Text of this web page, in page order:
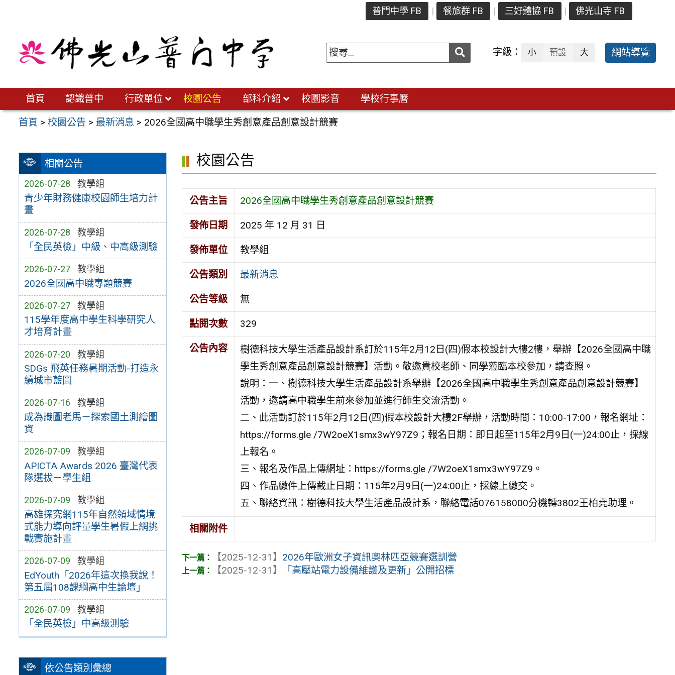
普門中學 FB 餐旅群 FB 三好體協 FB 佛光山寺 FB
送出 字級： 小 預設 大 網站導覽
首頁 認識普中 行政單位 校園公告 部科介紹 校園影音 學校行事曆
首頁 >校園公告 > 最新消息 > 2026全國高中職學生秀創意產品創意設計競賽
相關公告
2026-07-28 教學組
青少年財務健康校園師生培力計
畫
2026-07-28 教學組
「全民英檢」中級、中高級測驗
2026-07-27 教學組
2026全國高中職專題競賽
2026-07-27 教學組
115學年度高中學生科學研究人
才培育計畫
2026-07-20 教學組
SDGs 飛英任務暑期活動-打造永
續城市藍圖
2026-07-16 教學組
成為識圖老馬－探索國土測繪圖
資
2026-07-09 教學組
APICTA Awards 2026 臺灣代表
隊選拔－學生組
2026-07-09 教學組
高雄探究網115年自然領域情境
式能力導向評量學生暑假上網挑
戰實施計畫
2026-07-09 教學組
EdYouth「2026年這次換我說！
第五屆108課綱高中生論壇」
2026-07-09 教學組
「全民英檢」中高級測驗
依公告類別彙總
校園公告
公告主旨 2026全國高中職學生秀創意產品創意設計競賽
發佈日期 2025 年 12 月 31 日
發佈單位 教學組
公告類別 最新消息
公告等級 無
點閱次數 329
公告內容
樹德科技大學生活產品設計系訂於115年2月12日(四)假本校設計大樓2樓，舉辦【2026全國高中職
學生秀創意產品創意設計競賽】活動。敬邀貴校老師、同學蒞臨本校參加，請查照。
說明：一、樹德科技大學生活產品設計系舉辦【2026全國高中職學生秀創意產品創意設計競賽】
活動，邀請高中職學生前來參加並進行師生交流活動。
二、此活動訂於115年2月12日(四)假本校設計大樓2F舉辦，活動時間：10:00-17:00，報名網址：
https://forms.gle /7W2oeX1smx3wY97Z9；報名日期：即日起至115年2月9日(一)24:00止，採線
上報名。
三、報名及作品上傳網址：https://forms.gle /7W2oeX1smx3wY97Z9。
四、作品繳件上傳截止日期：115年2月9日(一)24:00止，採線上繳交。
五、聯絡資訊：樹德科技大學生活產品設計系，聯絡電話076158000分機轉3802王柏堯助理。
相關附件
【2025-12-31】 2026年歐洲女子資訊奧林匹亞競賽選訓營
【2025-12-31】
「高壓站電力設備維護及更新」公開招標